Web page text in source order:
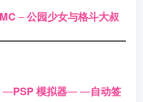
–公园少女与格斗大叔
—PSP 模拟器——自动签